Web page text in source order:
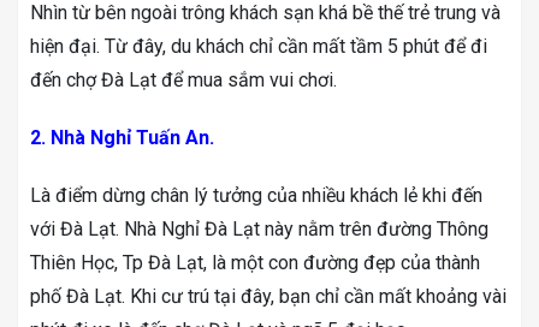
Nhìn từ bên ngoài trông khách sạn khá bề thế trẻ trung và
hiện đại. Từ đây, du khách chỉ cần mất tầm 5 phút để đi
đến chợ Đà Lạt để mua sắm vui chơi.
2. Nhà Nghỉ Tuấn An.
Là điểm dừng chân lý tưởng của nhiều khách lẻ khi đến
với Đà Lạt. Nhà Nghỉ Đà Lạt này nằm trên đường Thông
Thiên Học, Tp Đà Lạt, là một con đường đẹp của thành
phố Đà Lạt. Khi cư trú tại đây, bạn chỉ cần mất khoảng vài